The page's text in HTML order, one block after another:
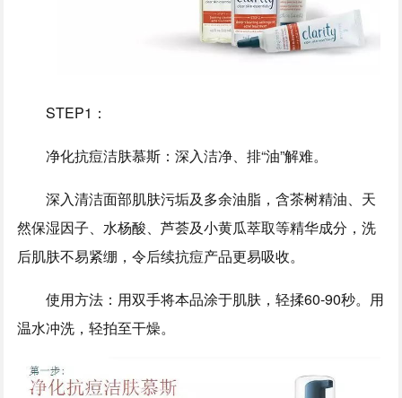
STEP1：
净化抗痘洁肤慕斯：深入洁净、排“油”解难。
深入清洁面部肌肤污垢及多余油脂，含茶树精油、天
然保湿因子、水杨酸、芦荟及小黄瓜萃取等精华成分，洗
后肌肤不易紧绷，令后续抗痘产品更易吸收。
使用方法：用双手将本品涂于肌肤，轻揉60-90秒。用
温水冲洗，轻拍至干燥。